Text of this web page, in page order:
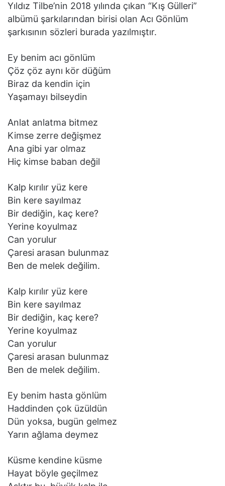
Yıldız Tilbe’nin 2018 yılında çıkan “Kış Gülleri”
albümü şarkılarından birisi olan Acı Gönlüm
şarkısının sözleri burada yazılmıştır.
Ey benim acı gönlüm
Çöz çöz aynı kör düğüm
Biraz da kendin için
Yaşamayı bilseydin
Anlat anlatma bitmez
Kimse zerre değişmez
Ana gibi yar olmaz
Hiç kimse baban değil
Kalp kırılır yüz kere
Bin kere sayılmaz
Bir dediğin, kaç kere?
Yerine koyulmaz
Can yorulur
Çaresi arasan bulunmaz
Ben de melek değilim.
Kalp kırılır yüz kere
Bin kere sayılmaz
Bir dediğin, kaç kere?
Yerine koyulmaz
Can yorulur
Çaresi arasan bulunmaz
Ben de melek değilim.
Ey benim hasta gönlüm
Haddinden çok üzüldün
Dün yoksa, bugün gelmez
Yarın ağlama deymez
Küsme kendine küsme
Hayat böyle geçilmez